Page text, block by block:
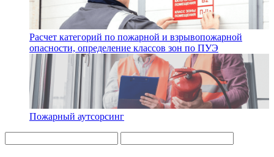
Расчет категорий по пожарной и взрывопожарной
опасности, определение классов зон по ПУЭ
Пожарный аутсорсинг